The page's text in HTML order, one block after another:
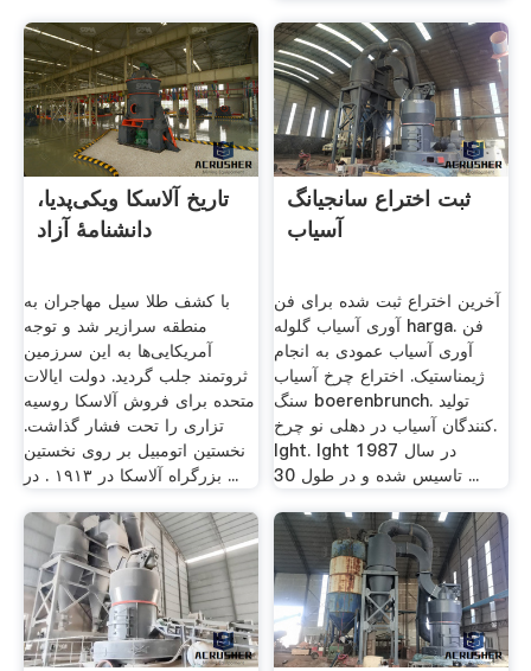
تاریخ آلاسکا ویکی‌پدیا،
دانشنامهٔ آزاد
با کشف طلا سیل مهاجران به
منطقه سرازیر شد و توجه
آمریکایی‌ها به این سرزمین
ثروتمند جلب گردید. دولت ایالات
متحده برای فروش آلاسکا روسیه
تزاری را تحت فشار گذاشت.
نخستین اتومبیل بر روی نخستین
بزرگراه آلاسکا در ۱۹۱۳ . در ...
ثبت اختراع سانجیانگ
آسیاب
آخرین اختراع ثبت شده برای فن
آوری آسیاب گلوله harga. فن
آوری آسیاب عمودی به انجام
ژیمناستیک. اختراع چرخ آسیاب
سنگ boerenbrunch. تولید
کنندگان آسیاب در دهلی نو چرخ.
lght. lght در سال 1987
تاسیس شده و در طول 30 ...